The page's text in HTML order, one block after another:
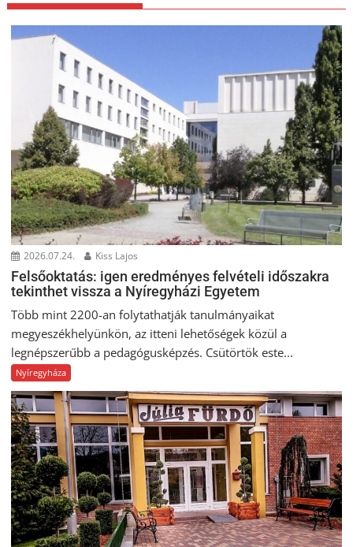
2026.07.24. Kiss Lajos
Felsőoktatás: igen eredményes felvételi időszakra
tekinthet vissza a Nyíregyházi Egyetem
Több mint 2200-an folytathatják tanulmányaikat
megyeszékhelyünkön, az itteni lehetőségek közül a
legnépszerűbb a pedagógusképzés. Csütörtök este...
Nyíregyháza